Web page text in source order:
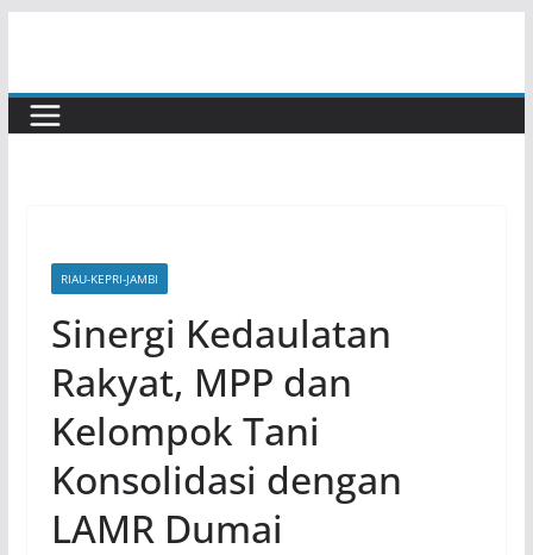
content
RIAU-KEPRI-JAMBI
Sinergi Kedaulatan
Rakyat, MPP dan
Kelompok Tani
Konsolidasi dengan
LAMR Dumai